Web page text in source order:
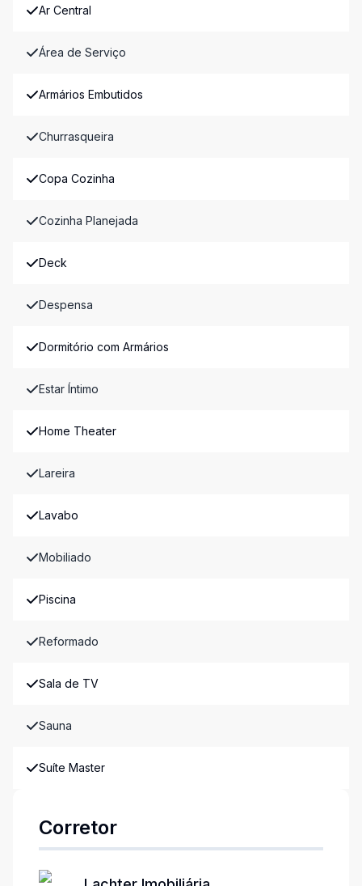
Ar Central
Área de Serviço
Armários Embutidos
Churrasqueira
Copa Cozinha
Cozinha Planejada
Deck
Despensa
Dormitório com Armários
Estar Íntimo
Home Theater
Lareira
Lavabo
Mobiliado
Piscina
Reformado
Sala de TV
Sauna
Suíte Master
Corretor